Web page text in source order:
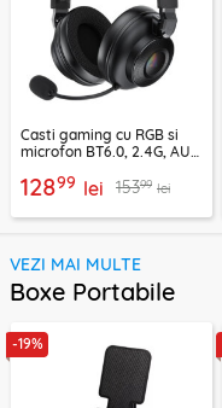
Casti gaming cu RGB si
microfon BT6.0, 2.4G, AUX
12899 lei 15399 lei
VEZI MAI MULTE
Boxe Portabile
-19%